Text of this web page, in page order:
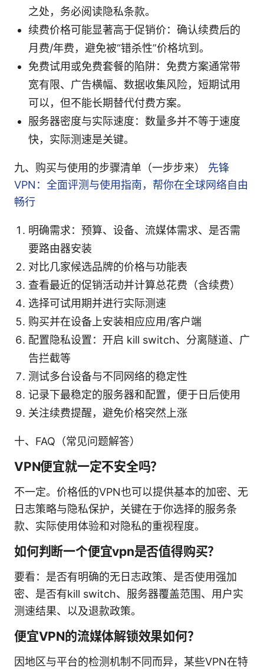
之处，务必阅读隐私条款。
续费价格可能显著高于促销价：确认续费后的
月费/年费，避免被“错杀性”价格坑到。
免费试用或免费套餐的陷阱：免费方案通常带
宽有限、广告横幅、数据收集风险，短期试用
可以，但不能长期替代付费方案。
服务器密度与实际速度：数量多并不等于速度
快，实际测速是关键。
九、购买与使用的步骤清单（一步步来） 先锋
VPN：全面评测与使用指南，帮你在全球网络自由
畅行
明确需求：预算、设备、流媒体需求、是否需
要路由器安装
对比几家候选品牌的价格与功能表
查看最近的促销活动并计算总花费（含续费）
选择可试用期并进行实际测速
购买并在设备上安装相应应用/客户端
配置隐私设置：开启 kill switch、分离隧道、广
告拦截等
测试多台设备与不同网络的稳定性
记录下最稳定的服务器和配置，便于日后使用
关注续费提醒，避免价格突然上涨
十、FAQ（常见问题解答）
VPN便宜就一定不安全吗？
不一定。价格低的VPN也可以提供基本的加密、无
日志策略与隐私保护，关键在于你选择的服务条
款、实际使用体验和对隐私的重视程度。
如何判断一个便宜vpn是否值得购买？
要看：是否有明确的无日志政策、是否使用强加
密、是否有kill switch、服务器覆盖范围、用户实
测速结果、以及退款政策。
便宜VPN的流媒体解锁效果如何？
因地区与平台的检测机制不同而异，某些VPN在特